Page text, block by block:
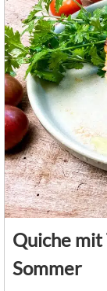
Quiche
Sommer